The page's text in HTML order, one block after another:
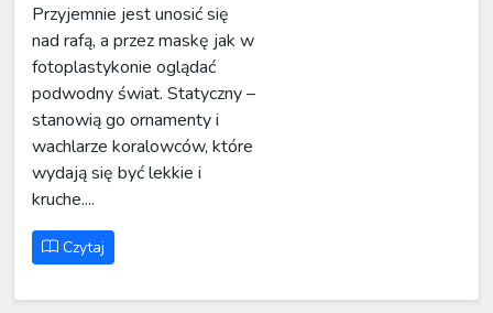
Przyjemnie jest unosić się
nad rafą, a przez maskę jak w
fotoplastykonie oglądać
podwodny świat. Statyczny –
stanowią go ornamenty i
wachlarze koralowców, które
wydają się być lekkie i
kruche....
Czytaj